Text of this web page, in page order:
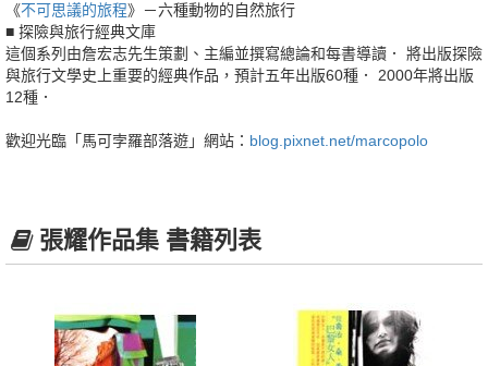
《不可思議的旅程》－六種動物的自然旅行
■ 探險與旅行經典文庫
這個系列由詹宏志先生策劃、主編並撰寫總論和每書導讀． 將出版探險
與旅行文學史上重要的經典作品，預計五年出版60種． 2000年將出版
12種．
歡迎光臨「馬可孛羅部落遊」網站： blog.pixnet.net/marcopolo
張耀作品集 書籍列表